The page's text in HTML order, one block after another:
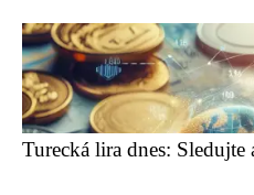
Turecká lira dnes: